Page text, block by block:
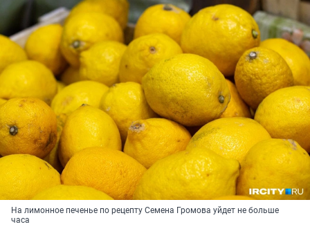
На лимонное печенье по рецепту Семена Громова уйдет не больше
часа